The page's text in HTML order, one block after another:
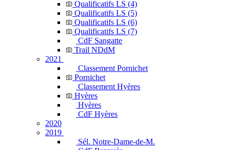
Qualificatifs LS (4)
Qualificatifs LS (5)
Qualificatifs LS (6)
Qualificatifs LS (7)
CdF Sangatte
Trail NDdM
2021
Classement Pornichet
Pornichet
Classement Hyères
Hyères
Hyères
CdF Hyères
2020
2019
Sél. Notre-Dame-de-M.